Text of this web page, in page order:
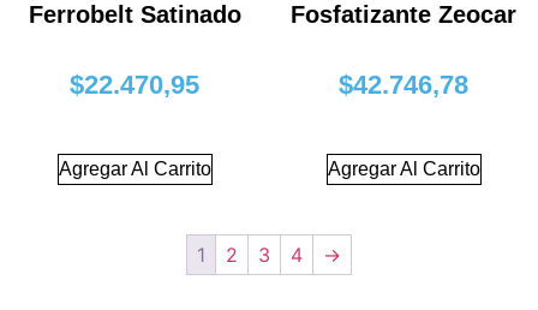
Ferrobelt Satinado
$22.470,95
Agregar Al Carrito
Fosfatizante Zeocar
$42.746,78
Agregar Al Carrito
1 2 3 4 →